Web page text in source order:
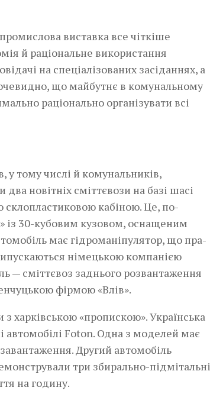
виставка все чіткіше
й раціональне використання
на спеціалізованих засіданнях, а
що майбутнє в комунальному
раціонально організувати всі
тому числі й комунальників,
новітніх сміттєвози на базі шасі
склопластиковою кабіною. Це, по-
із 30-кубовим кузовом, оснащеним
має ­гідроманіпулятор, що пра­
німецькою компанією
— сміттєвоз заднього розвантаження
фірмою «Влів».
харківською «пропискою». Українська
автомобілі Foton. Одна з моделей має
Другий автомобіль
три збирально-підмітальні
на годину.